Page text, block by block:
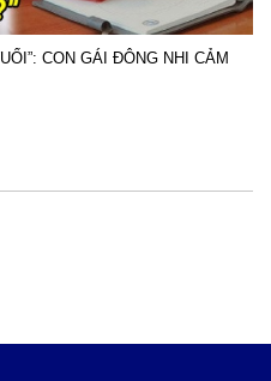
CON GÁI ĐÔNG NHI CẢM